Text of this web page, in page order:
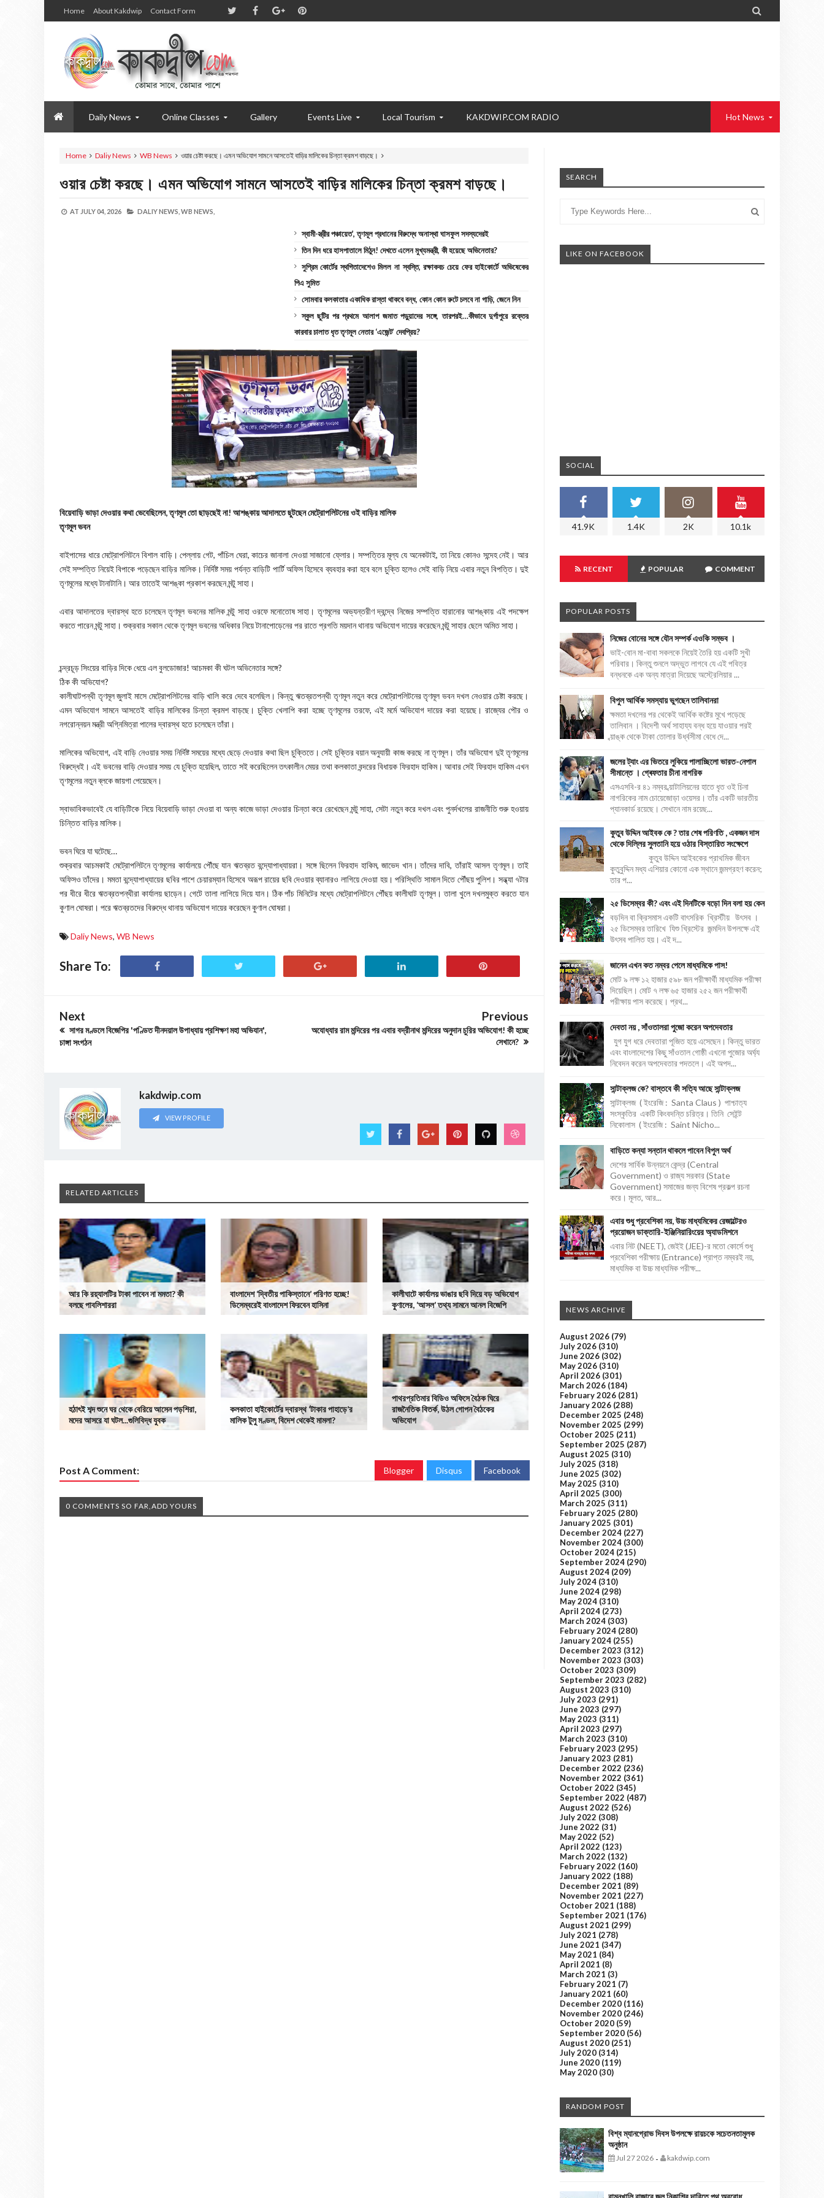
Home About Kakdwip Contact Form 
Daily News Online Classes Gallery Events Live Local Tourism KAKDWIP.COM RADIO Hot News
Home Daliy News WB News ওয়ার চেষ্টা করছে। এমন অভিযোগ সামনে আসতেই বাড়ির মালিকের চিন্তা ক্রমশ বাড়ছে।
ওয়ার চেষ্টা করছে। এমন অভিযোগ সামনে আসতেই বাড়ির মালিকের চিন্তা ক্রমশ বাড়ছে।
AT JULY 04, 2026 DALIY NEWS, WB NEWS,
স্বামী-স্ত্রীর পঞ্চায়েত’, তৃণমূল প্রধানের বিরুদ্ধে অনাস্থা ঘাসফুল সদস্যদেরই
তিন দিন ধরে হাসপাতালে মিঠুন! দেখতে এলেন মুখ্যমন্ত্রী, কী হয়েছে অভিনেতার?
সুপ্রিম কোর্টের স্থগিতাদেশেও মিলল না স্বস্তি, রক্ষাকবচ চেয়ে ফের হাইকোর্টে অভিষেকের
পিএ সুমিত
সোমবার কলকাতার একাধিক রাস্তা থাকবে বন্ধ, কোন কোন রুটে চলবে না গাড়ি, জেনে নিন
স্কুল ছুটির পর প্রথমে আলাপ জমাত পড়ুয়াদের সঙ্গে, তারপরই…কীভাবে দুর্গাপুরে রক্তের
কারবার চালাত ধৃত তৃণমূল নেতার ‘এজেন্ট’ দেবপ্রিয়?
বিয়েবাড়ি ভাড়া দেওয়ার কথা ভেবেছিলেন, তৃণমূল তো ছাড়ছেই না! আশঙ্কায় আদালতে ছুটছেন মেট্রোপলিটনের ওই বাড়ির মালিক
তৃণমূল ভবন
বাইপাসের ধারে মেট্রোপলিটনে বিশাল বাড়ি। পেল্লায় গেট, পাঁচিল ঘেরা, কাচের জানালা দেওয়া সাজানো ফ্লোর। সম্পত্তির মূল্য যে অনেকটাই, তা নিয়ে কোনও সন্দেহ নেই। আর
সেই সম্পত্তি নিয়েই বিপাকে পড়েছেন বাড়ির মালিক। নির্দিষ্ট সময় পর্যন্ত বাড়িটি পার্টি অফিস হিসেবে ব্যবহার করা হবে বলে চুক্তি হলেও সেই বাড়ি নিয়ে এবার নতুন বিপত্তি। দুই
তৃণমূলের মধ্যে টানাটানি। আর তাতেই আশঙ্কা প্রকাশ করছেন মন্টু সাহা।
এবার আদালতের দ্বারস্থ হতে চলেছেন তৃণমূল ভবনের মালিক মন্টু সাহা ওরফে মনোতোষ সাহা। তৃণমূলের অভ্যন্তরীণ দ্বন্দ্বে নিজের সম্পত্তি হারানোর আশঙ্কায় এই পদক্ষেপ
করতে পারেন মন্টু সাহা। শুক্রবার সকাল থেকে তৃণমূল ভবনের অধিকার নিয়ে টানাপোড়েনের পর রাতে প্রগতি ময়দান থানায় অভিযোগ দায়ের করেছেন মন্টু সাহার ছেলে অমিত সাহা।
চন্দ্রচূড় সিংয়ের বাড়ির দিকে ধেয়ে এল বুলডোজার! আচমকা কী ঘটল অভিনেতার সঙ্গে?
ঠিক কী অভিযোগ?
কালীঘাটপন্থী তৃণমূল জুলাই মাসে মেট্রোপলিটনের বাড়ি খালি করে দেবে বলেছিল। কিন্তু ঋতব্রতপন্থী তৃণমূল নতুন করে মেট্রোপলিটনের তৃণমূল ভবন দখল নেওয়ার চেষ্টা করছে।
এমন অভিযোগ সামনে আসতেই বাড়ির মালিকের চিন্তা ক্রমশ বাড়ছে। চুক্তি খেলাপি করা হচ্ছে তৃণমূলের তরফে, এই মর্মে অভিযোগ দায়ের করা হয়েছে। রাজ্যের পৌর ও
নগরোন্নয়ন মন্ত্রী অগ্নিমিত্রা পালের দ্বারস্থ হতে চলেছেন তাঁরা।
মালিকের অভিযোগ, এই বাড়ি নেওয়ার সময় নির্দিষ্ট সময়ের মধ্যে ছেড়ে দেওয়ার কথা ছিল চুক্তিতে। সেই চুক্তির বয়ান অনুযায়ী কাজ করছে না তৃণমূল। তাঁর অভিযোগ দুই তৃণমূলের
বিরুদ্ধেই। এই ভবনের বাড়ি দেওয়ার সময় যে চুক্তি হয়েছিল, তাতে সই করেছিলেন তৎকালীন মেয়র তথা কলকাতা বন্দরের বিধায়ক ফিরহাদ হাকিম। আবার সেই ফিরহাদ হাকিম এখন
তৃণমূলের নতুন ব্লকে জায়গা পেয়েছেন।
স্বাভাবিকভাবেই যে বাড়িটিকে নিয়ে বিয়েবাড়ি ভাড়া দেওয়া বা অন্য কাজে ভাড়া দেওয়ার চিন্তা করে রেখেছেন মন্টু সাহা, সেটা নতুন করে দখল এবং পুনর্দখলের রাজনীতি শুরু হওয়ায়
চিন্তিত বাড়ির মালিক।
ভবন ঘিরে যা ঘটেছে…
শুক্রবার আচমকাই মেট্রোপলিটনে তৃণমূলের কার্যালয়ে পৌঁছে যান ঋতব্রত বন্দ্যোপাধ্যায়রা। সঙ্গে ছিলেন ফিরহাদ হাকিম, জাভেদ খান। তাঁদের দাবি, তাঁরাই আসল তৃণমূল। তাই
অফিসও তাঁদের। মমতা বন্দ্যোপাধ্যায়ের ছবির পাশে চেয়ারম্যান হিসেবে অরূপ রায়ের ছবি দেওয়ার ব্যানারও লাগিয়ে দেওয়া হয়। পরিস্থিতি সামাল দিতে পৌঁছয় পুলিশ। সন্ধ্যা ৭টার
পর ধীরে ধীরে ঋতব্রতপন্থীরা কার্যালয় ছাড়েন। গেটে তালা লাগিয়ে দিয়ে যান। ঠিক পাঁচ মিনিটের মধ্যে মেট্রোপলিটনে পৌঁছয় কালীঘাট তৃণমূল। তালা খুলে দখলমুক্ত করতে যান
কুণাল ঘোষরা। পরে ঋতব্রতদের বিরুদ্ধে থানায় অভিযোগ দায়ের করেছেন কুণাল ঘোষরা।
Daliy News, WB News
Share To:
Next
সাগর মণ্ডলে বিজেপির 'পণ্ডিত দীনদয়াল উপাধ্যায় প্রশিক্ষণ মহা অভিযান',
চাঙ্গা সংগঠন
Previous
অযোধ্যার রাম মন্দিরের পর এবার বদ্রীনাথ মন্দিরের অনুদান চুরির অভিযোগ! কী হচ্ছে
সেখানে?
kakdwip.com
VIEW PROFILE
RELATED ARTICLES
আর কি রয়্যালটির টাকা পাবেন না মমতা? কী
বলছে পাবলিশাররা
বাংলাদেশ ‘দ্বিতীয় পাকিস্তানে’ পরিণত হচ্ছে!
ডিসেম্বরেই বাংলাদেশ ফিরবেন হাসিনা
কালীঘাটে কার্যালয় ভাঙার ছবি দিয়ে বড় অভিযোগ
কুণালের, ‘আসল’ তথ্য সামনে আনল বিজেপি
হঠাৎই শব্দ শুনে ঘর থেকে বেরিয়ে আসেন পড়শিরা,
মদের আসরে যা ঘটল...গুলিবিদ্ধ যুবক
কলকাতা হাইকোর্টের দ্বারস্থ ‘টাকার পাহাড়ে’র
মালিক টুলু মণ্ডল, বিদেশ থেকেই মামলা?
পাথরপ্রতিমার বিডিও অফিসে বৈঠক ঘিরে
রাজনৈতিক বিতর্ক, উঠল গোপন বৈঠকের
অভিযোগ
Post A Comment: Blogger Disqus Facebook
0 COMMENTS SO FAR,ADD YOURS
SEARCH
LIKE ON FACEBOOK
SOCIAL
41.9K 1.4K 2K 10.1k
RECENT POPULAR COMMENT
POPULAR POSTS
নিজের বোনের সঙ্গে যৌন সম্পর্ক এওকি সম্ভব ।
ভাই-বোন মা-বাবা সকলকে নিয়েই তৈরি হয় একটি সুখী
পরিবার। কিন্তু শুনলে অদ্ভুত লাগবে যে এই পবিত্র
বন্ধনকে এক অন্য মাত্রা দিয়েছে অস্ট্রেলিয়ার ...
বিপুল আর্থিক সমস্যায় ভুগছেন তালিবানরা
ক্ষমতা দখলের পর থেকেই আর্থিক কষ্টের মুখে পড়েছে
তালিবান । বিদেশী অর্থ সাহায্য বন্ধ হয়ে যাওয়ার পরই
ব্য়াঙ্ক থেকে টাকা তোলার উর্ধ্বসীমা বেধে দে...
জলের ট্যাং এর ভিতরে লুকিয়ে পালাচ্ছিলো ভারত-নেপাল
সীমান্তে । গ্ৰেফতার চীনা নাগরিক
এসএসবি-র ৪১ নম্বর ব্য়াটালিয়নের হাতে ধৃত ওই চিনা
নাগরিকের নাম চোয়েজোড়া ওয়েসর। তাঁর একটি ভারতীয়
প্যানকার্ড রয়েছে। সেখানে নাম রয়েছ...
কুতুব উদ্দিন আইবক কে ? তার শেষ পরিণতি , একজন দাস
থেকে দিল্লির সুলতানি হয়ে ওঠার বিস্তারিত সংক্ষেপে
কুতুব উদ্দিন আইবকের প্রাথমিক জীবন
কুতুবুদ্দিন মধ্য এশিয়ার কোনো এক স্থানে জন্মগ্রহণ করেন;
তার প...
২৫ ডিসেম্বর কী? এবং এই দিনটিকে বড়ো দিন বলা হয় কেন
বড়দিন বা ক্রিসমাস একটি বাৎসরিক খ্রিস্টীয় উৎসব ।
২৫ ডিসেম্বর তারিখে যিশু খ্রিস্টের জন্মদিন উপলক্ষে এই
উৎসব পালিত হয়। এই দ...
জানেন এখন কত নম্বর পেলে মাধ্যমিকে পাস!
মোট ৯ লক্ষ ১২ হাজার ৫৯৮ জন পরীক্ষার্থী মাধ্যমিক পরীক্ষা
দিয়েছিল। মোট ৭ লক্ষ ৬৫ হাজার ২৫২ জন পরীক্ষার্থী
পরীক্ষায় পাস করেছে। প্রথ...
দেবতা নয় , সাঁওতালরা পুজো করেন অপদেবতার
যুগ যুগ ধরে দেবতারা পূজিত হয়ে এসেছেন। কিন্তু ভারত
এবং বাংলাদেশের কিছু সাঁওতাল গোষ্ঠী এখনো পুজোর অর্ঘ্য
নিবেদন করেন অপদেবতার পদতলে। এই অপদ...
সান্টাক্লজ কে? বাস্তবে কী সত্যি আছে সান্টাক্লজ
সান্টাক্লজ ( ইংরেজি : Santa Claus ) পাশ্চাত্য
সংস্কৃতির একটি কিংবদন্তি চরিত্র। তিনি সেইন্ট
নিকোলাস ( ইংরেজি : Saint Nicho...
বাড়িতে কন্যা সন্তান থাকলে পাবেন বিপুল অর্থ
দেশের সার্বিক উন্নয়নে কেন্দ্র (Central
Government) ও রাজ্য সরকার (State
Government) সমাজের জন্য বিশেষ প্রকল্প রচনা
করে। মূলত, আর...
এবার শুধু প্রবেশিকা নয়, উচ্চ মাধ্যমিকের রেজাল্টেরও
প্রয়োজন ডাক্তারি-ইঞ্জিনিয়ারিংয়ের অ্যাডমিশনে
এবার নিট (NEET), জেইই (JEE)-র মতো কোর্সে শুধু
প্রবেশিকা পরীক্ষায় (Entrance) প্রাপ্ত নম্বরই নয়,
মাধ্যমিক বা উচ্চ মাধ্যমিক পরীক্ষ...
NEWS ARCHIVE
August 2026 (79)
July 2026 (310)
June 2026 (302)
May 2026 (310)
April 2026 (301)
March 2026 (184)
February 2026 (281)
January 2026 (288)
December 2025 (248)
November 2025 (299)
October 2025 (211)
September 2025 (287)
August 2025 (310)
July 2025 (318)
June 2025 (302)
May 2025 (310)
April 2025 (300)
March 2025 (311)
February 2025 (280)
January 2025 (301)
December 2024 (227)
November 2024 (300)
October 2024 (215)
September 2024 (290)
August 2024 (209)
July 2024 (310)
June 2024 (298)
May 2024 (310)
April 2024 (273)
March 2024 (303)
February 2024 (280)
January 2024 (255)
December 2023 (312)
November 2023 (303)
October 2023 (309)
September 2023 (282)
August 2023 (310)
July 2023 (291)
June 2023 (297)
May 2023 (311)
April 2023 (297)
March 2023 (310)
February 2023 (295)
January 2023 (281)
December 2022 (236)
November 2022 (361)
October 2022 (345)
September 2022 (487)
August 2022 (526)
July 2022 (308)
June 2022 (31)
May 2022 (52)
April 2022 (123)
March 2022 (132)
February 2022 (160)
January 2022 (188)
December 2021 (89)
November 2021 (227)
October 2021 (188)
September 2021 (176)
August 2021 (299)
July 2021 (278)
June 2021 (347)
May 2021 (84)
April 2021 (8)
March 2021 (3)
February 2021 (7)
January 2021 (60)
December 2020 (116)
November 2020 (246)
October 2020 (59)
September 2020 (56)
August 2020 (251)
July 2020 (314)
June 2020 (119)
May 2020 (30)
RANDOM POST
বিশ্ব ম্যানগ্রোভ দিবস উপলক্ষে রায়চকে সচেতনতামূলক
অনুষ্ঠান
Jul 27 2026 - kakdwip.com